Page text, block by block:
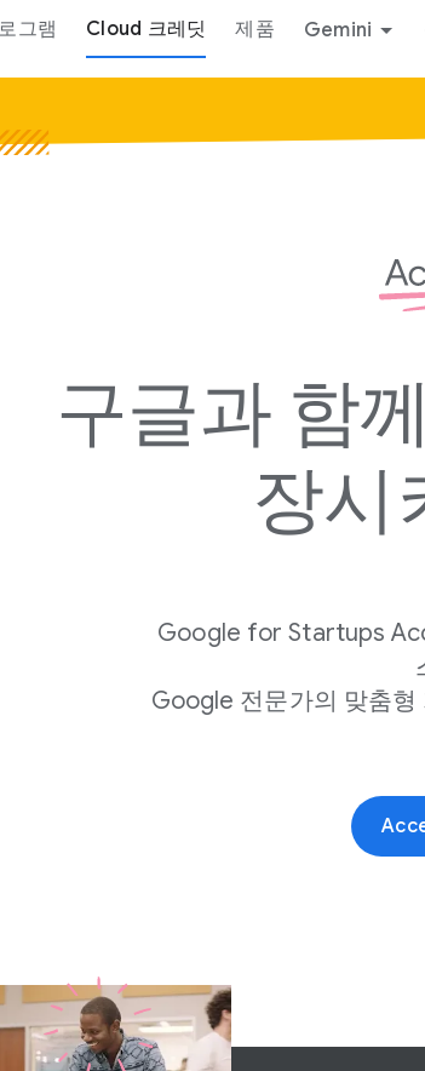
그램 Cloud 크레딧 제품 Gemini
구글과 함
장시
Google for Startups
Google 전문가의 맞춤형